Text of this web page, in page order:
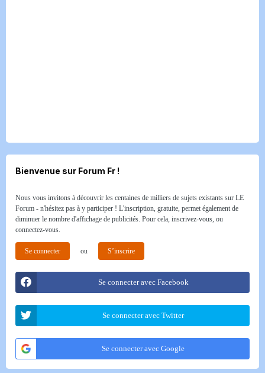
Bienvenue sur Forum Fr !
Nous vous invitons à découvrir les centaines de milliers de sujets existants sur LE
Forum - n'hésitez pas à y participer ! L'inscription, gratuite, permet également de
diminuer le nombre d'affichage de publicités. Pour cela, inscrivez-vous, ou
connectez-vous.
Se connecter ou S’inscrire
Se connecter avec Facebook
Se connecter avec Twitter
Se connecter avec Google